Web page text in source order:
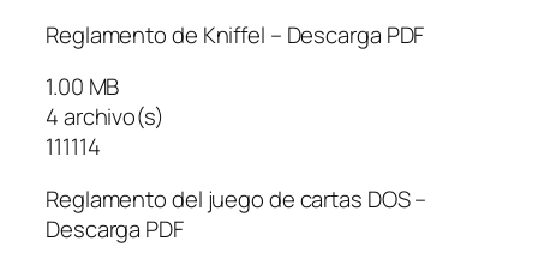
Reglamento de Kniffel – Descarga PDF
1.00 MB
4 archivo(s)
111114
Reglamento del juego de cartas DOS –
Descarga PDF